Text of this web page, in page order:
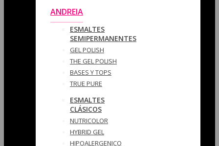
ANDREIA
ESMALTES
SEMIPERMANENTES
GEL POLISH
THE GEL POLISH
BASES Y‎ TOPS
TRUE PURE
ESMALTES
CLÁSICOS
NUTRICOLOR
HYBRID GEL
HIPOALERGENICO